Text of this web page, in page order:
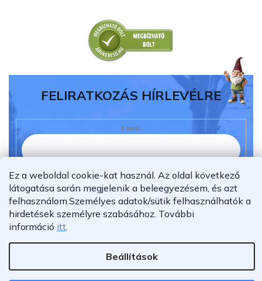
Ez a weboldal cookie-kat használ. Az oldal következő
látogatása során megjelenik a beleegyezésem, és azt
felhasználom.Személyes adatok/sütik felhasználhatók a
hirdetések személyre szabásához. További
információ itt.
Beállítások
FELIRATKOZÁS HÍRLEVÉLRE
E-MAIL
Elolvastam és megértettem azadatvédelmi
nyilatkozatot.
Feliratkozás
Shoptet Premium készítette